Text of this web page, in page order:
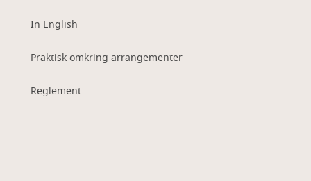
In English
Praktisk omkring arrangementer
Reglement